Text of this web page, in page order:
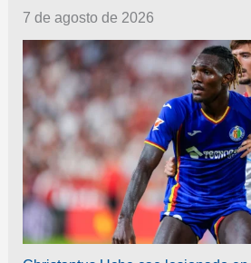
7 de agosto de 2026